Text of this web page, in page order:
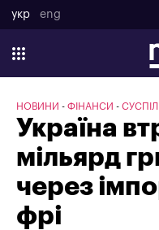
укр eng
НОВИНИ ФІНАНСИ
Україна
мільярд
через
фрі